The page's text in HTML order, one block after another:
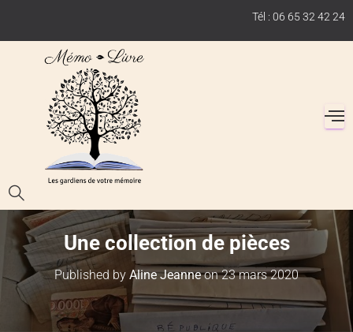
Tél : 06 65 32 42 24
Une collection de pièces
Published by Aline Jeanneon23 mars 2020